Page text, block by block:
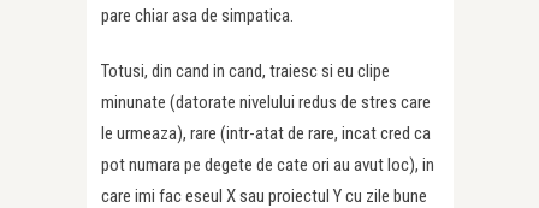
pare chiar asa de simpatica.
Totusi, din cand in cand, traiesc si eu clipe
minunate (datorate nivelului redus de stres care
le urmeaza), rare (intr-atat de rare, incat cred ca
pot numara pe degete de cate ori au avut loc), in
care imi fac eseul X sau proiectul Y cu zile bune